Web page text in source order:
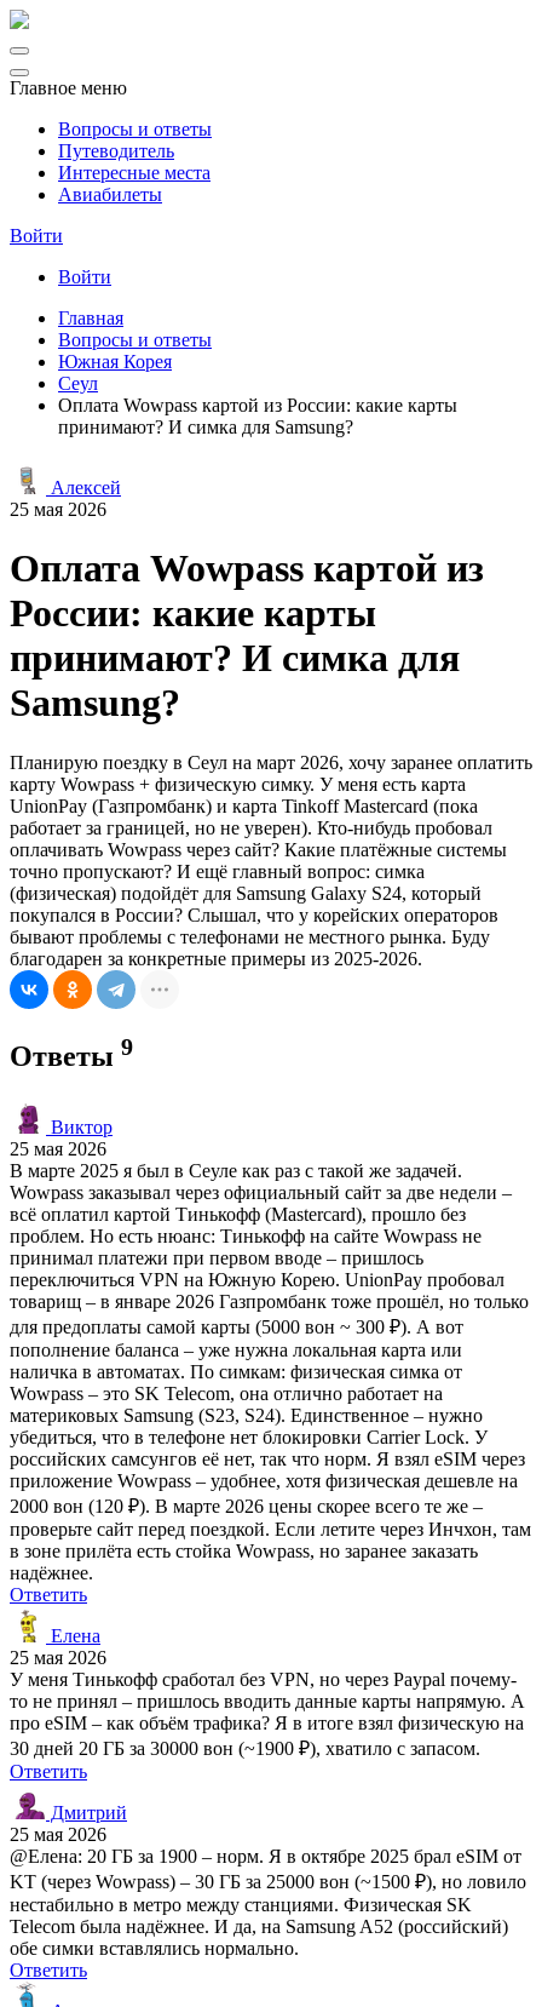
Главное меню
Вопросы и ответы
Путеводитель
Интересные места
Авиабилеты
Войти
Войти
Главная
Вопросы и ответы
Южная Корея
Сеул
Оплата Wowpass картой из России: какие карты
принимают? И симка для Samsung?
Алексей
25 мая 2026
Оплата Wowpass картой из
России: какие карты
принимают? И симка для
Samsung?
Планирую поездку в Сеул на март 2026, хочу заранее оплатить
карту Wowpass + физическую симку. У меня есть карта
UnionPay (Газпромбанк) и карта Tinkoff Mastercard (пока
работает за границей, но не уверен). Кто-нибудь пробовал
оплачивать Wowpass через сайт? Какие платёжные системы
точно пропускают? И ещё главный вопрос: симка
(физическая) подойдёт для Samsung Galaxy S24, который
покупался в России? Слышал, что у корейских операторов
бывают проблемы с телефонами не местного рынка. Буду
благодарен за конкретные примеры из 2025-2026.
Ответы 9
Виктор
25 мая 2026
В марте 2025 я был в Сеуле как раз с такой же задачей.
Wowpass заказывал через официальный сайт за две недели –
всё оплатил картой Тинькофф (Mastercard), прошло без
проблем. Но есть нюанс: Тинькофф на сайте Wowpass не
принимал платежи при первом вводе – пришлось
переключиться VPN на Южную Корею. UnionPay пробовал
товарищ – в январе 2026 Газпромбанк тоже прошёл, но только
для предоплаты самой карты (5000 вон ~ 300 ₽). А вот
пополнение баланса – уже нужна локальная карта или
наличка в автоматах. По симкам: физическая симка от
Wowpass – это SK Telecom, она отлично работает на
материковых Samsung (S23, S24). Единственное – нужно
убедиться, что в телефоне нет блокировки Carrier Lock. У
российских самсунгов её нет, так что норм. Я взял eSIM через
приложение Wowpass – удобнее, хотя физическая дешевле на
2000 вон (120 ₽). В марте 2026 цены скорее всего те же –
проверьте сайт перед поездкой. Если летите через Инчхон, там
в зоне прилёта есть стойка Wowpass, но заранее заказать
надёжнее.
Ответить
Елена
25 мая 2026
У меня Тинькофф сработал без VPN, но через Paypal почему-
то не принял – пришлось вводить данные карты напрямую. А
про eSIM – как объём трафика? Я в итоге взял физическую на
30 дней 20 ГБ за 30000 вон (~1900 ₽), хватило с запасом.
Ответить
Дмитрий
25 мая 2026
@Елена: 20 ГБ за 1900 – норм. Я в октябре 2025 брал eSIM от
KT (через Wowpass) – 30 ГБ за 25000 вон (~1500 ₽), но ловило
нестабильно в метро между станциями. Физическая SK
Telecom была надёжнее. И да, на Samsung A52 (российский)
обе симки вставлялись нормально.
Ответить